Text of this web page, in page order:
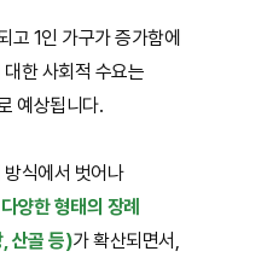
고 1인 가구가 증가함에
한 사회적 수요는
예상됩니다.
식에서 벗어나
다양한 형태의 장례
산골 등)가 확산되면서,